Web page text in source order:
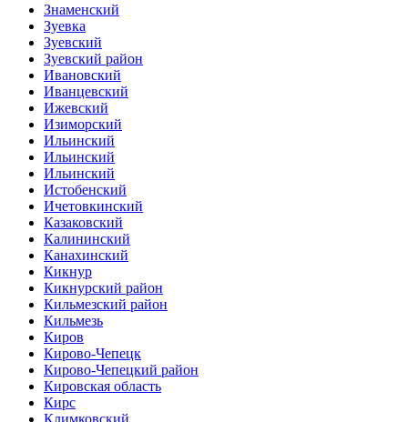
Знаменский
Зуевка
Зуевский
Зуевский район
Ивановский
Иванцевский
Ижевский
Изиморский
Ильинский
Ильинский
Ильинский
Истобенский
Ичетовкинский
Казаковский
Калининский
Канахинский
Кикнур
Кикнурский район
Кильмезский район
Кильмезь
Киров
Кирово-Чепецк
Кирово-Чепецкий район
Кировская область
Кирс
Климковский